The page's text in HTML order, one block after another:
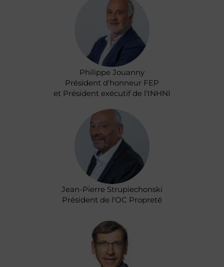
Philippe Jouanny
Président d'honneur FEP
et Président exécutif de l'INHNI
Jean-Pierre Strupiechonski
Président de l'OC Propreté